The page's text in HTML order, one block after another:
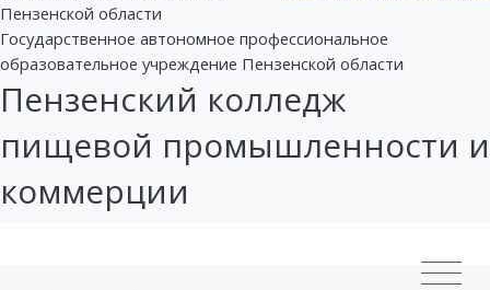
Пензенской области
Государственное автономное профессиональное
образовательное учреждение Пензенской области
Пензенский колледж
пищевой промышленности и
коммерции